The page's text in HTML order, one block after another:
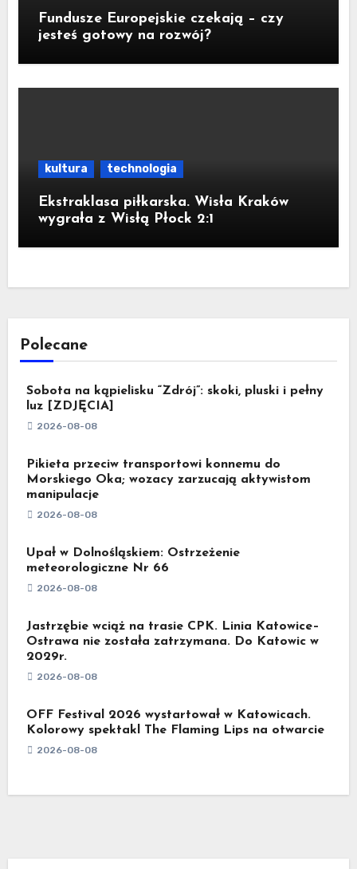
Fundusze Europejskie czekają – czy
jesteś gotowy na rozwój?
kultura technologia
Ekstraklasa piłkarska. Wisła Kraków
wygrała z Wisłą Płock 2:1
Polecane
Sobota na kąpielisku “Zdrój”: skoki, pluski i pełny
luz [ZDJĘCIA]
2026-08-08
Pikieta przeciw transportowi konnemu do
Morskiego Oka; wozacy zarzucają aktywistom
manipulacje
2026-08-08
Upał w Dolnośląskiem: Ostrzeżenie
meteorologiczne Nr 66
2026-08-08
Jastrzębie wciąż na trasie CPK. Linia Katowice–
Ostrawa nie została zatrzymana. Do Katowic w
2029r.
2026-08-08
OFF Festival 2026 wystartował w Katowicach.
Kolorowy spektakl The Flaming Lips na otwarcie
2026-08-08